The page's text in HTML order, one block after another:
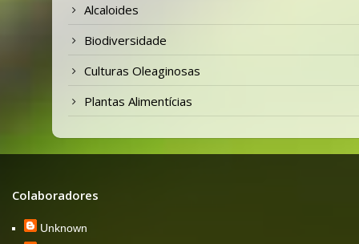
Alcaloides
Biodiversidade
Culturas Oleaginosas
Plantas Alimentícias
Colaboradores
Unknown